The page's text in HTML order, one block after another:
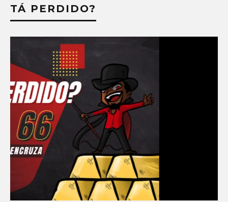
TÁ PERDIDO?